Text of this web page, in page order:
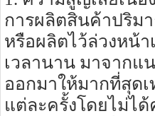
การผลิตสินค้าปริม
หรือผลิตไว้ล่วงหน้า
เวลานาน มาจาก
ออกมาให้มากที่สุด
แต่ละครั้งโดยไม่ได้